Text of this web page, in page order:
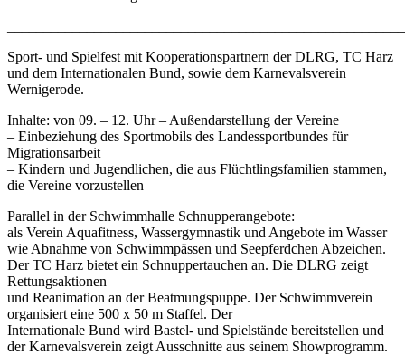
Sport- und Spielfest mit Kooperationspartnern der DLRG, TC Harz
und dem Internationalen Bund, sowie dem Karnevalsverein
Wernigerode.
Inhalte: von 09. – 12. Uhr – Außendarstellung der Vereine
– Einbeziehung des Sportmobils des Landessportbundes für
Migrationsarbeit
– Kindern und Jugendlichen, die aus Flüchtlingsfamilien stammen,
die Vereine vorzustellen
Parallel in der Schwimmhalle Schnupperangebote:
als Verein Aquafitness, Wassergymnastik und Angebote im Wasser
wie Abnahme von Schwimmpässen und Seepferdchen Abzeichen.
Der TC Harz bietet ein Schnuppertauchen an. Die DLRG zeigt
Rettungsaktionen
und Reanimation an der Beatmungspuppe. Der Schwimmverein
organisiert eine 500 x 50 m Staffel. Der
Internationale Bund wird Bastel- und Spielstände bereitstellen und
der Karnevalsverein zeigt Ausschnitte aus seinem Showprogramm.